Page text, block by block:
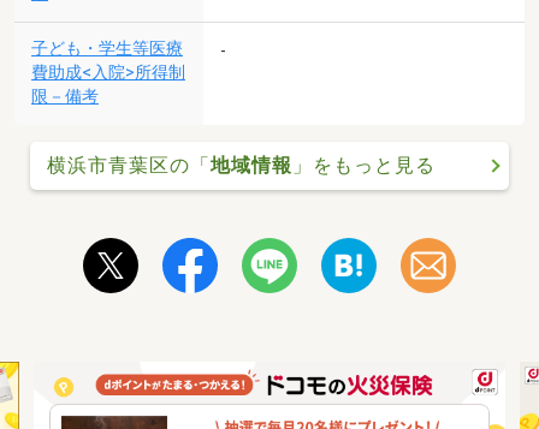
子ども・学生等医療
費助成<入院>所得制
限－備考
-
横浜市青葉区の「地域情報 」をもっと見る